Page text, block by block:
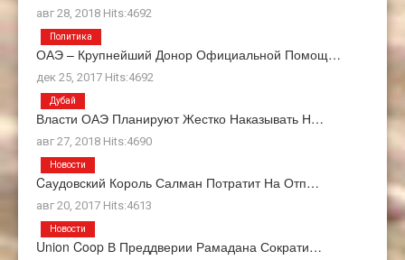
авг 28, 2018 Hits:4692
ОАЭ – Крупнейший Донор Официальной Помощ…
дек 25, 2017 Hits:4692
Политика
Власти ОАЭ Планируют Жестко Наказывать Н…
авг 27, 2018 Hits:4690
Дубай
Cаудовский Король Салман Потратит На Отп…
авг 20, 2017 Hits:4613
Новости
Union Coop В Преддверии Рамадана Сократи…
Новости